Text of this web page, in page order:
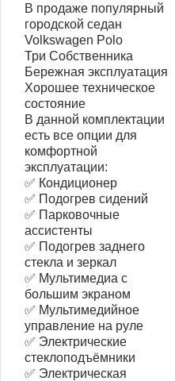
В продаже популярный
городской седан
Volkswagen Polo
Три Собственника
Бережная эксплуатация
Хорошее техническое
состояние
В данной комплектации
есть все опции для
комфортной
эксплуатации:
✅ Кондиционер
✅ Подогрев сидений
✅ Парковочные
ассистенты
✅ Подогрев заднего
стекла и зеркал
✅ Мультимедиа с
большим экраном
✅ Мультимедийное
управление на руле
✅ Электрические
стеклоподъёмники
✅ Электрическая